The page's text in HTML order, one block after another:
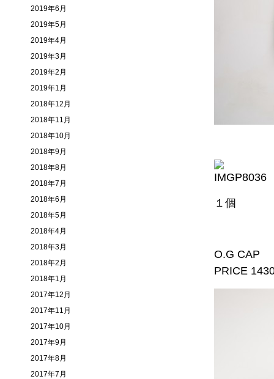
１個
O.G CAP
PRICE
2019年6月
2019年5月
2019年4月
2019年3月
2019年2月
2019年1月
2018年12月
2018年11月
2018年10月
2018年9月
2018年8月
2018年7月
2018年6月
2018年5月
2018年4月
2018年3月
2018年2月
2018年1月
2017年12月
2017年11月
2017年10月
2017年9月
2017年8月
2017年7月